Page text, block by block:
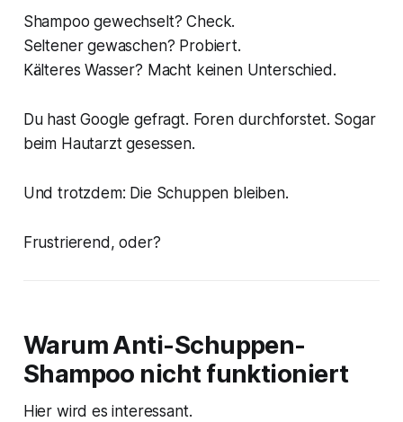
Shampoo gewechselt? Check.
Seltener gewaschen? Probiert.
Kälteres Wasser? Macht keinen Unterschied.
Du hast Google gefragt. Foren durchforstet. Sogar
beim Hautarzt gesessen.
Und trotzdem: Die Schuppen bleiben.
Frustrierend, oder?
Warum Anti-Schuppen-
Shampoo nicht funktioniert
Hier wird es interessant.